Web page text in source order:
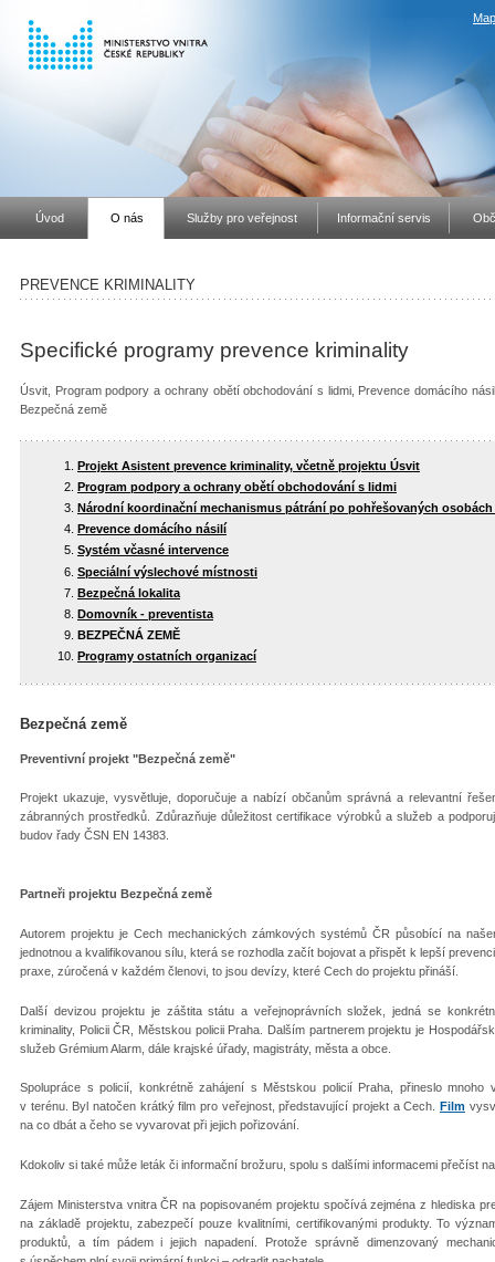
Úvod O nás Služby pro veřejnost Informační servis
PREVENCE KRIMINALITY
Specifické programy prevence kriminality
Úsvit, Program podpory a ochrany obětí obchodování s lidmi, Prevence domácího
Bezpečná země
Projekt Asistent prevence kriminality, včetně projektu Úsvit
Program podpory a ochrany obětí obchodování s lidmi
Národní koordinační mechanismus pátrání po pohřešovaných
Prevence domácího násilí
Systém včasné intervence
Speciální výslechové místnosti
Bezpečná lokalita
Domovník - preventista
BEZPEČNÁ ZEMĚ
Programy ostatních organizací
Bezpečná země
Preventivní projekt "Bezpečná země"
Projekt ukazuje, vysvětluje, doporučuje a nabízí občanům správná a relevantní
zábranných prostředků. Zdůrazňuje důležitost certifikace výrobků a služeb a
budov řady ČSN EN 14383.
Partneři projektu Bezpečná země
Autorem projektu je Cech mechanických zámkových systémů ČR působící na
jednotnou a kvalifikovanou sílu, která se rozhodla začít bojovat a přispět k lepší
praxe, zúročená v každém členovi, to jsou devízy, které Cech do projektu přináší.
Další devizou projektu je záštita státu a veřejnoprávních složek, jedná se
kriminality, Policii ČR, Městskou policii Praha. Dalším partnerem projektu je
služeb Grémium Alarm, dále krajské úřady, magistráty, města a obce.
Spolupráce s policií, konkrétně zahájení s Městskou policií Praha, přineslo
v terénu. Byl natočen krátký film pro veřejnost, představující projekt a Cech.
Film
na co dbát a čeho se vyvarovat při jejich pořizování.
Kdokoliv si také může leták či informační brožuru, spolu s dalšími informacemi přečíst
Zájem Ministerstva vnitra ČR na popisovaném projektu spočívá zejména z hlediska
na základě projektu, zabezpečí pouze kvalitními, certifikovanými produkty. To
produktů, a tím pádem i jejich napadení. Protože správně dimenzovaný